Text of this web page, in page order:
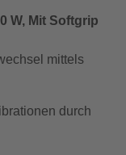
W, Mit Softgrip
mittels
durch